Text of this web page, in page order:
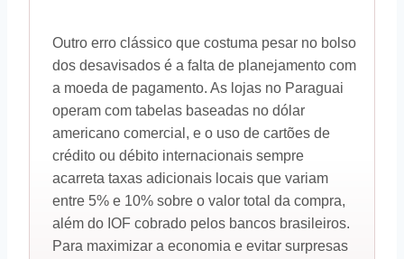
Outro erro clássico que costuma pesar no bolso
dos desavisados é a falta de planejamento com
a moeda de pagamento. As lojas no Paraguai
operam com tabelas baseadas no dólar
americano comercial, e o uso de cartões de
crédito ou débito internacionais sempre
acarreta taxas adicionais locais que variam
entre 5% e 10% sobre o valor total da compra,
além do IOF cobrado pelos bancos brasileiros.
Para maximizar a economia e evitar surpresas